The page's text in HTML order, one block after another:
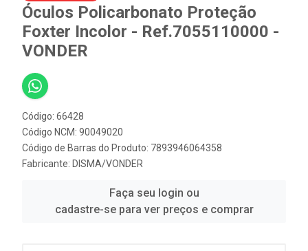
Óculos Policarbonato Proteção
Foxter Incolor - Ref.7055110000 -
VONDER
Código: 66428
Código NCM: 90049020
Código de Barras do Produto: 7893946064358
Fabricante: DISMA/VONDER
Faça seu login ou
cadastre-se para ver preços e comprar